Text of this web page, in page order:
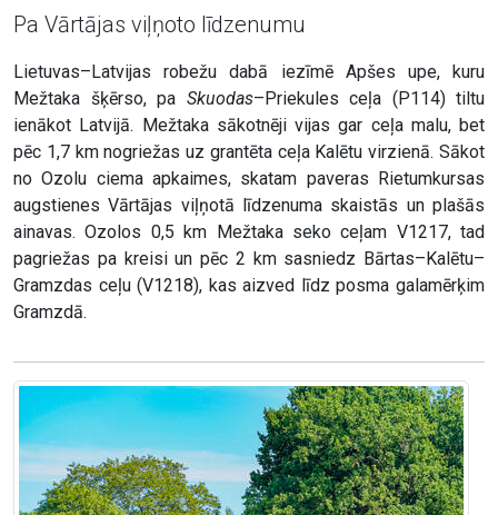
Pa Vārtājas viļņoto līdzenumu
Lietuvas–Latvijas robežu dabā iezīmē Apšes upe, kuru
Mežtaka šķērso, pa Skuodas–Priekules ceļa (P114) tiltu
ienākot Latvijā. Mežtaka sākotnēji vijas gar ceļa malu, bet
pēc 1,7 km nogriežas uz grantēta ceļa Kalētu virzienā. Sākot
no Ozolu ciema apkaimes, skatam paveras Rietumkursas
augstienes Vārtājas viļņotā līdzenuma skaistās un plašās
ainavas. Ozolos 0,5 km Mežtaka seko ceļam V1217, tad
pagriežas pa kreisi un pēc 2 km sasniedz Bārtas–Kalētu–
Gramzdas ceļu (V1218), kas aizved līdz posma galamērķim
Gramzdā.